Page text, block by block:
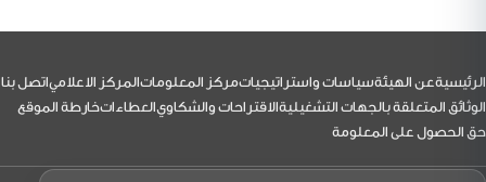
التذييل
الرئيسيةعن الهيئةسياسات واستراتيجياتمركز المعلوماتالمركز الاعلامياتصل بنا
الوثائق المتعلقة بالجهات التشغيليةالاقتراحات والشكاويالعطاءاتخارطة الموقع
حق الحصول على المعلومة